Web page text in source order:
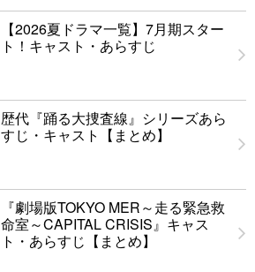
【2026夏ドラマ一覧】7月期スター
ト！キャスト・あらすじ
歴代『踊る大捜査線』シリーズあら
すじ・キャスト【まとめ】
『劇場版TOKYO MER～走る緊急救
命室～CAPITAL CRISIS』キャス
ト・あらすじ【まとめ】